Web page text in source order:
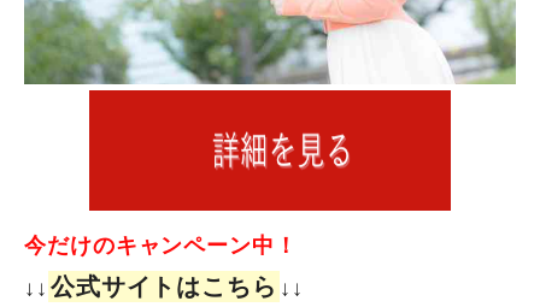
今だけのキャンペーン中！
↓↓ 公式サイトはこちら ↓↓